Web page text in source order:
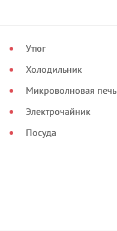
Утюг
Холодильник
Микроволновая печь
Электрочайник
Посуда